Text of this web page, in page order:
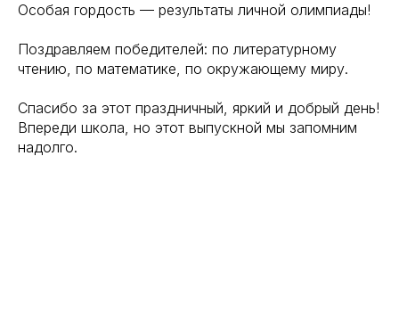
Особая гордость — результаты личной олимпиады!
Поздравляем победителей: по литературному
чтению, по математике, по окружающему миру.
Спасибо за этот праздничный, яркий и добрый день!
Впереди школа, но этот выпускной мы запомним
надолго.